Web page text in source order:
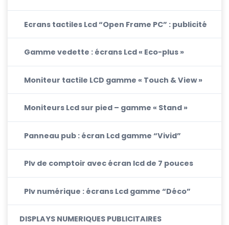
Ecrans tactiles Lcd “Open Frame PC” : publicité
Gamme vedette : écrans Lcd « Eco-plus »
Moniteur tactile LCD gamme « Touch & View »
Moniteurs Lcd sur pied – gamme « Stand »
Panneau pub : écran Lcd gamme “Vivid”
Plv de comptoir avec écran lcd de 7 pouces
Plv numérique : écrans Lcd gamme “Déco”
DISPLAYS NUMERIQUES PUBLICITAIRES